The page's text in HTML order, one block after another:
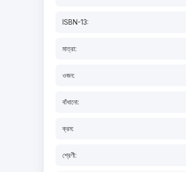
ISBN-13:
মাত্রা:
ওজন:
বাঁধানো:
ক্রম:
শ্রেণী: